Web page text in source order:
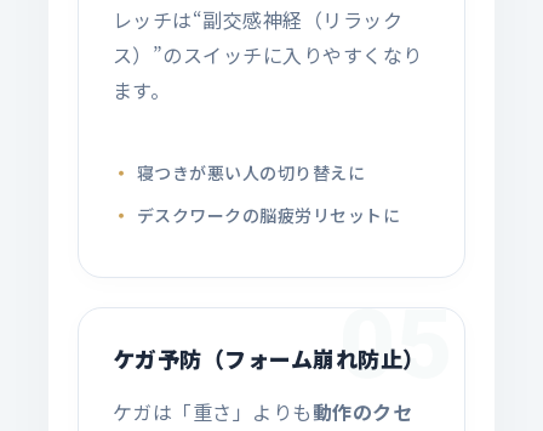
レッチは“副交感神経（リラック
ス）”のスイッチに入りやすくなり
ます。
寝つきが悪い人の切り替えに
デスクワークの脳疲労リセットに
05
ケガ予防（フォーム崩れ防止）
ケガは「重さ」よりも動作のクセ